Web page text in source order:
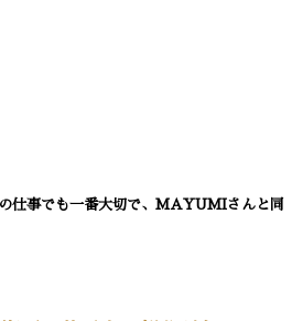
仕事でも一番大切で、MAYUMIさんと同